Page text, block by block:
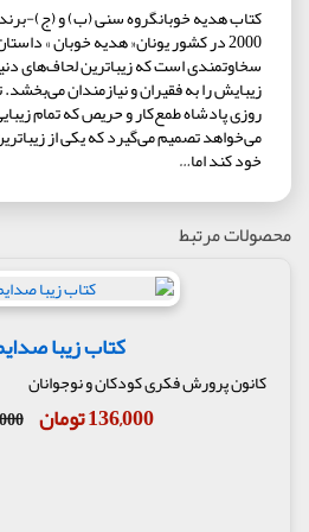
کتاب هدیه خوبانگروه سنی (ب) و (ج)-
2000 در کشور یونان« هدیه خوبان »
سخاوتمندی است که زیباترین لحاف‌های
زیبایش را به فقیران و نیازمندان می‌بخشد.
روزی پادشاه طمع‌کار و حریص که تمام
می‌خواهد تصمیم می‌گیرد که یکی از
خود کند اما…
محصولات مرتبط
کتاب زیبا
کانون پرورش فکری کودکان و نوجوانان
136,000 تومان